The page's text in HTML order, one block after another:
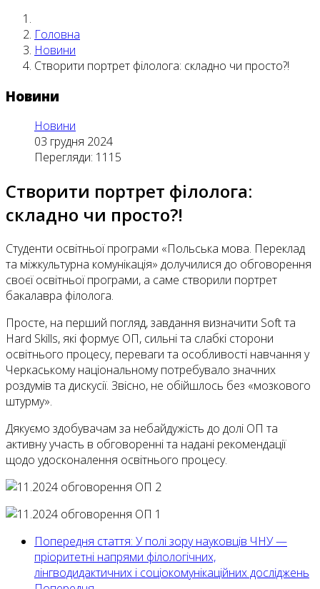
Головна
Новини
Створити портрет філолога: складно чи просто?!
Новини
Новини
03 грудня 2024
Перегляди: 1115
Створити портрет філолога:
складно чи просто?!
Студенти освітньої програми «Польська мова. Переклад
та міжкультурна комунікація» долучилися до обговорення
своєї освітньої програми, а саме створили портрет
бакалавра філолога.
Просте, на перший погляд, завдання визначити Soft та
Hard Skills, які формує ОП, сильні та слабкі сторони
освітнього процесу, переваги та особливості навчання у
Черкаському національному потребувало значних
роздумів та дискусії. Звісно, не обійшлось без «мозкового
штурму».
Дякуємо здобувачам за небайдужість до долі ОП та
активну участь в обговоренні та надані рекомендації
щодо удосконалення освітнього процесу.
Попередня стаття: У полі зору науковців ЧНУ —
пріоритетні напрями філологічних,
лінгводидактичних і соціокомунікаційних досліджень